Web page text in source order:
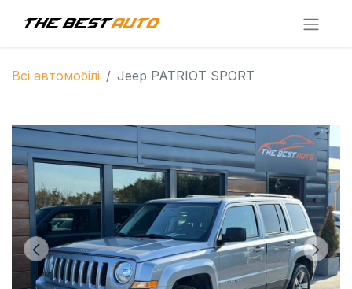
Всі автомобілі Jeep PATRIOT SPORT